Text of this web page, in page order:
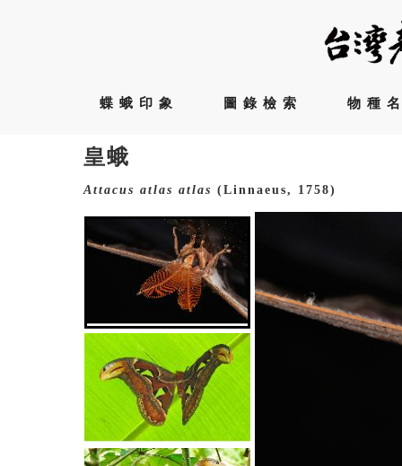
蝶蛾印象 圖錄檢索 物種
皇蛾
Attacus atlas atlas (Linnaeus, 1758)